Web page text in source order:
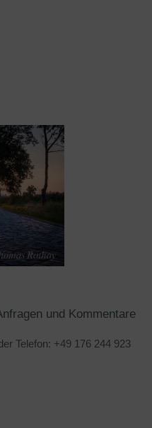
und Kommentare
Telefon: +49 176 244 923